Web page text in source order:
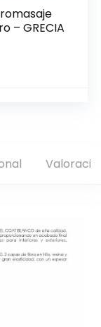
– GRECIA